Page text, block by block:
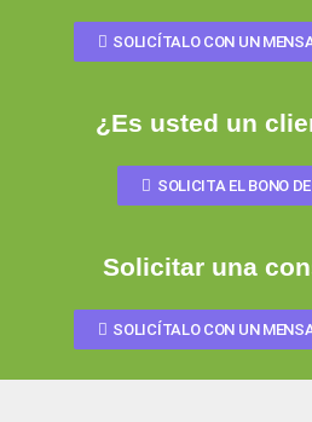
SOLICÍTALO CON UN
¿Es usted un
SOLICITA EL BONO
Solicitar una
SOLICÍTALO CON UN